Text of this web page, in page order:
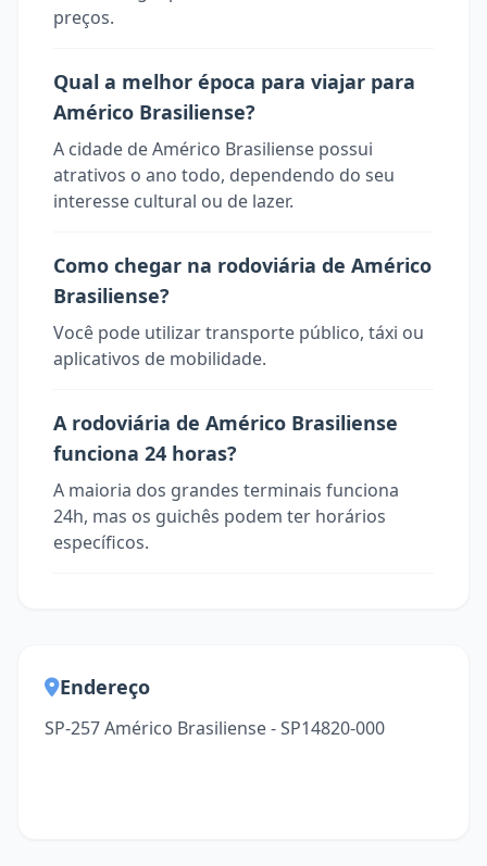
preços.
Qual a melhor época para viajar para
Américo Brasiliense?
A cidade de Américo Brasiliense possui
atrativos o ano todo, dependendo do seu
interesse cultural ou de lazer.
Como chegar na rodoviária de Américo
Brasiliense?
Você pode utilizar transporte público, táxi ou
aplicativos de mobilidade.
A rodoviária de Américo Brasiliense
funciona 24 horas?
A maioria dos grandes terminais funciona
24h, mas os guichês podem ter horários
específicos.
Endereço
SP-257 Américo Brasiliense - SP14820-000